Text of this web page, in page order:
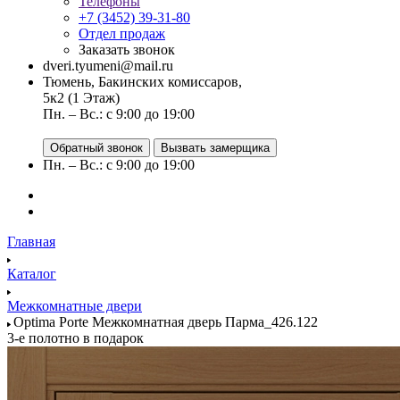
+7 (3452) 39-31-80
Отдел продаж
Заказать звонок
dveri.tyumeni@mail.ru
Тюмень, Бакинских комиссаров,
5к2 (1 Этаж)
Пн. – Вс.: с 9:00 до 19:00
Обратный звонок Вызвать замерщика
Пн. – Вс.: с 9:00 до 19:00
Главная
Каталог
Межкомнатные двери
Optima Porte Межкомнатная дверь Парма_426.122
3-е полотно в подарок